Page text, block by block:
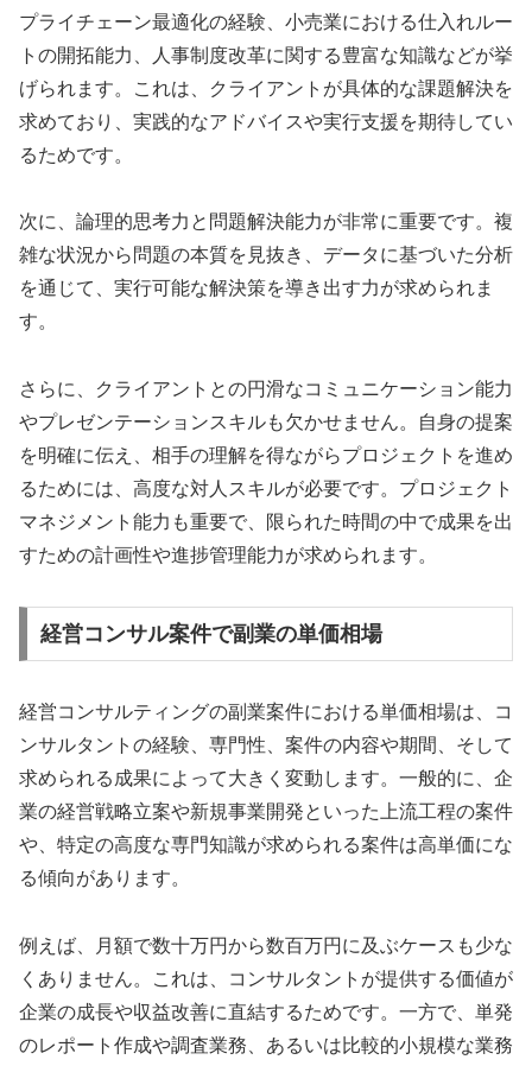
プライチェーン最適化の経験、小売業における仕入れルー
トの開拓能力、人事制度改革に関する豊富な知識などが挙
げられます。これは、クライアントが具体的な課題解決を
求めており、実践的なアドバイスや実行支援を期待してい
るためです。
次に、論理的思考力と問題解決能力が非常に重要です。複
雑な状況から問題の本質を見抜き、データに基づいた分析
を通じて、実行可能な解決策を導き出す力が求められま
す。
さらに、クライアントとの円滑なコミュニケーション能力
やプレゼンテーションスキルも欠かせません。自身の提案
を明確に伝え、相手の理解を得ながらプロジェクトを進め
るためには、高度な対人スキルが必要です。プロジェクト
マネジメント能力も重要で、限られた時間の中で成果を出
すための計画性や進捗管理能力が求められます。
経営コンサル案件で副業の単価相場
経営コンサルティングの副業案件における単価相場は、コ
ンサルタントの経験、専門性、案件の内容や期間、そして
求められる成果によって大きく変動します。一般的に、企
業の経営戦略立案や新規事業開発といった上流工程の案件
や、特定の高度な専門知識が求められる案件は高単価にな
る傾向があります。
例えば、月額で数十万円から数百万円に及ぶケースも少な
くありません。これは、コンサルタントが提供する価値が
企業の成長や収益改善に直結するためです。一方で、単発
のレポート作成や調査業務、あるいは比較的小規模な業務